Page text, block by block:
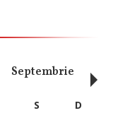
Septembrie
S
D